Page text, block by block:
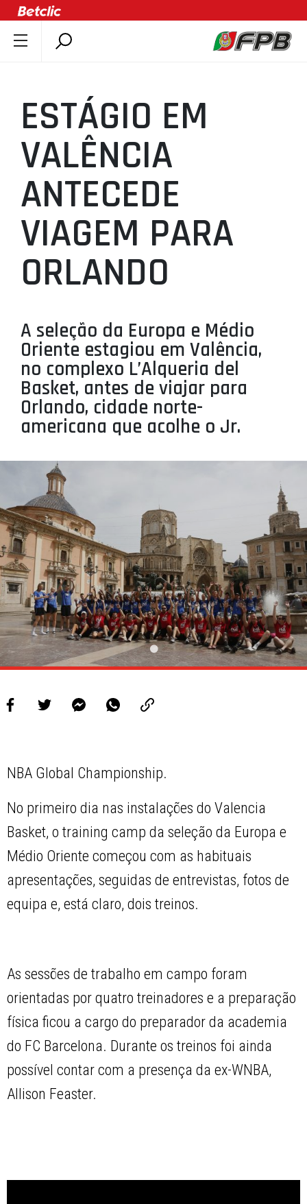
DOCUMENTOS
ÚLTIMAS
COMPETIÇÕES
ASSOCIAÇÕES
CLUBES
AGENTES
AGENDA
SELEÇÕES
MINIBASQUETE
PROJETOS
LIGA BETCLIC MASCULINA
LIGA BETCLIC FEMININA
ESTÁGIO EM
VALÊNCIA
ANTECEDE
VIAGEM PARA
ORLANDO
A seleção da Europa e Médio
Oriente estagiou em Valência,
no complexo L’Alqueria del
Basket, antes de viajar para
Orlando, cidade norte-
americana que acolhe o Jr.
NBA Global Championship.
No primeiro dia nas instalações do Valencia
Basket, otraining campda seleção da Europa e
Médio Oriente começou com as habituais
apresentações, seguidas de entrevistas, fotos de
equipa e, está claro, dois treinos.
As sessões de trabalho em campo foram
orientadas por quatro treinadores e a preparação
física ficou a cargo do preparador da academia
do FC Barcelona. Durante os treinos foi ainda
possível contar com a presença da ex-WNBA,
Allison Feaster.